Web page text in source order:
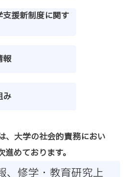
援新制度に関す
報
み
、大学の社会的責務におい
めております。
、修学・教育研究上